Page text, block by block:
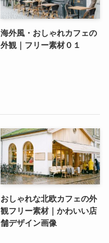
海外風・おしゃれカフェの
外観｜フリー素材０１
おしゃれな北欧カフェの外
観フリー素材｜かわいい店
舗デザイン画像